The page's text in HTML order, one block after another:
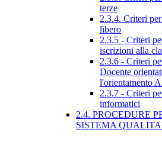
terze
2.3.4. Criteri
libero
2.3.5 - Criteri
iscrizioni alla
2.3.6 - Criteri
Docente
l'orientamento
2.3.7 - Criteri
informatici
2.4. PROCEDURE
SISTEMA